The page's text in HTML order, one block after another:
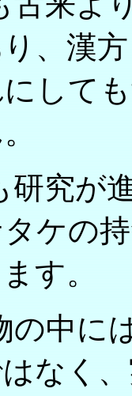
、漢
して
研究が
ケの
す。
の中に
なく